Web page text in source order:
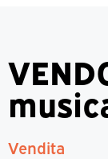
Vendita